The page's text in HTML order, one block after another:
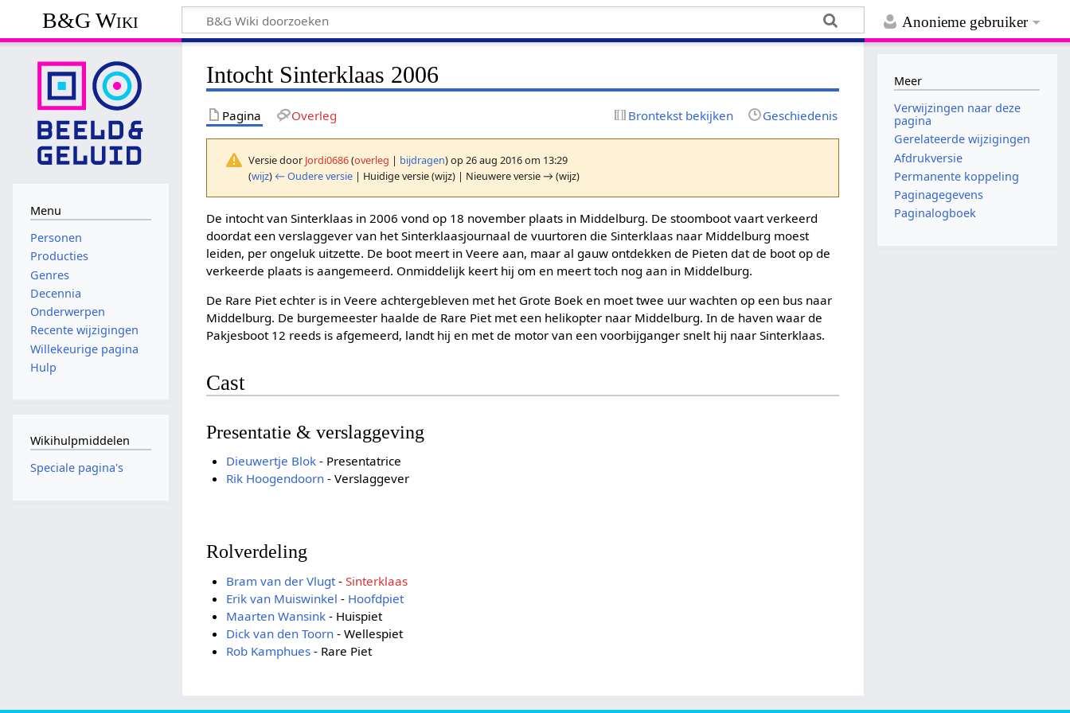
Anonieme gebruiker
B&G Wiki
Intocht Sinterklaas 2006
Pagina Overleg Brontekst bekijken Geschiedenis
Versie door Jordi0686(overleg | bijdragen)op 26 aug 2016 om 13:29
(wijz) ← Oudere versie | Huidige versie (wijz) | Nieuwere versie → (wijz)
De intocht van Sinterklaas in 2006 vond op 18 november plaats in Middelburg. De stoomboot vaart verkeerd
doordat een verslaggever van het Sinterklaasjournaal de vuurtoren die Sinterklaas naar Middelburg moest
leiden, per ongeluk uitzette. De boot meert in Veere aan, maar al gauw ontdekken de Pieten dat de boot op de
verkeerde plaats is aangemeerd. Onmiddelijk keert hij om en meert toch nog aan in Middelburg.
De Rare Piet echter is in Veere achtergebleven met het Grote Boek en moet twee uur wachten op een bus naar
Middelburg. De burgemeester haalde de Rare Piet met een helikopter naar Middelburg. In de haven waar de
Pakjesboot 12 reeds is afgemeerd, landt hij en met de motor van een voorbijganger snelt hij naar Sinterklaas.
Cast
Presentatie & verslaggeving
Dieuwertje Blok- Presentatrice
Rik Hoogendoorn- Verslaggever
Rolverdeling
Bram van der Vlugt- Sinterklaas
Erik van Muiswinkel - Hoofdpiet
Maarten Wansink- Huispiet
Dick van den Toorn- Wellespiet
Rob Kamphues- Rare Piet
Menu
Personen
Producties
Genres
Decennia
Onderwerpen
Recente wijzigingen
Willekeurige pagina
Hulp
Wikihulpmiddelen
Speciale pagina's
Meer
Verwijzingen naar deze
pagina
Gerelateerde wijzigingen
Afdrukversie
Permanente koppeling
Paginagegevens
Paginalogboek